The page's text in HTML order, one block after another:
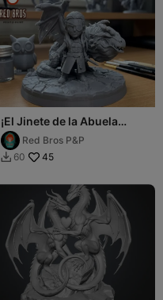
¡El Jinete de la Abuela
Dragona! – Aemond &
Vhagar Chibi
Red Bros P&P
 60 45